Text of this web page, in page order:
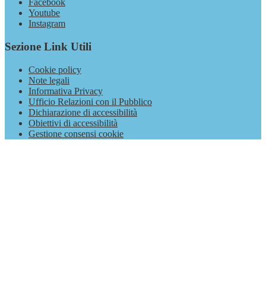
Facebook
Youtube
Instagram
Sezione Link Utili
Cookie policy
Note legali
Informativa Privacy
Ufficio Relazioni con il Pubblico
Dichiarazione di accessibilità
Obiettivi di accessibilità
Gestione consensi cookie